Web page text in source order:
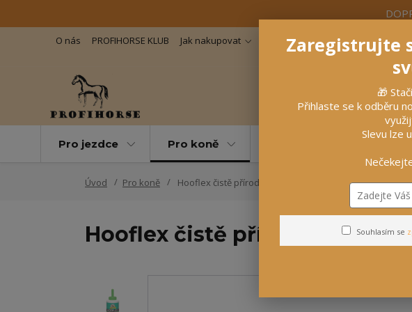
O nás PROFIHORSE KLUB Jak nakupovat Důležité informace Více
Pro jezdce Pro koně
Úvod Pro koně Hooflex čistě přírodní kondicioner na kopyta se
Hooflex čistě přírodní
Zaregistrujte
🎁
Přihlaste se k odběru
Slevu lze
Souhlasím se